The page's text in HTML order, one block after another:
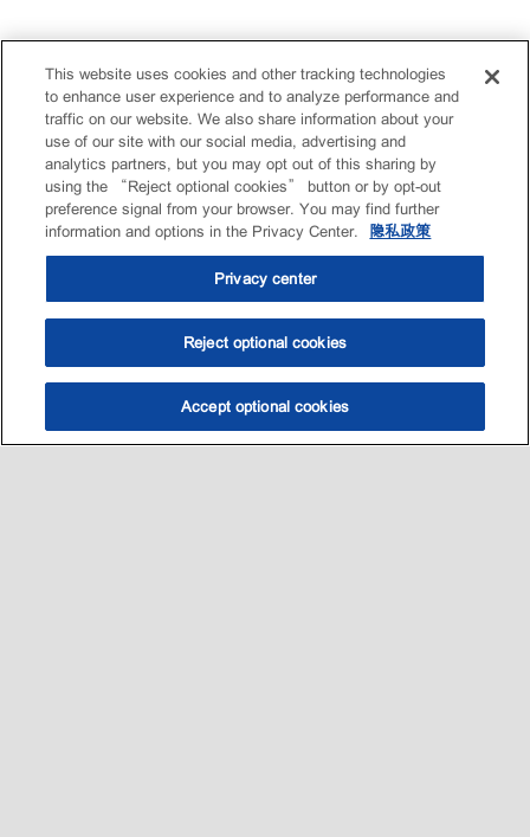
选油助手 查找门店
This website uses cookies and other tracking technologies
to enhance user experience and to analyze performance and
traffic on our website. We also share information about your
use of our site with our social media, advertising and
analytics partners, but you may opt out of this sharing by
using the “Reject optional cookies” button or by opt-out
preference signal from your browser. You may find further
information and options in the Privacy Center.
隐私政策
Privacy center
Reject optional cookies
Accept optional cookies